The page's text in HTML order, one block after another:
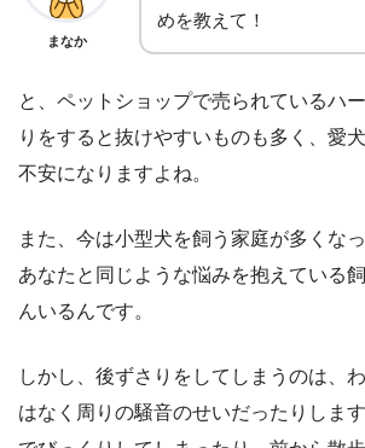
まなか
めを教えて！
と、ペットショップで売られているハ
りをすると抜けやすいものも多く、愛
不安になりますよね。
また、今は小型犬を飼う家庭が多くな
あなたと同じような悩みを抱えている
んいるんです。
しかし、後ずさりをしてしまうのは、
はなく周りの騒音のせいだったりしま